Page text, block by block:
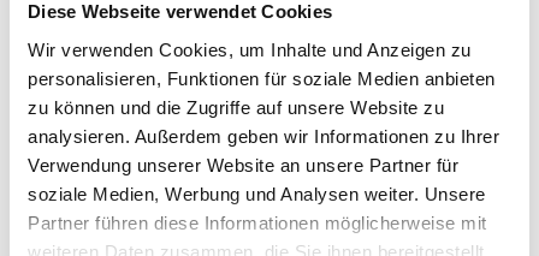
Diese Webseite verwendet Cookies
Wir verwenden Cookies, um Inhalte und Anzeigen zu
personalisieren, Funktionen für soziale Medien anbieten
zu können und die Zugriffe auf unsere Website zu
analysieren. Außerdem geben wir Informationen zu Ihrer
Verwendung unserer Website an unsere Partner für
soziale Medien, Werbung und Analysen weiter. Unsere
Partner führen diese Informationen möglicherweise mit
weiteren Daten zusammen, die Sie ihnen bereitgestellt
IST AUFGETRETEN
Keine Sorge, wir pinseln schon an der Lösung und
werden das Problem so schnell wie möglich beheben.
Erkunden Sie in der Zwischenzeit unseren Online-Shop
und lassen Sie sich inspirieren.
ZURÜCK ZUM ONLINE-SHOP